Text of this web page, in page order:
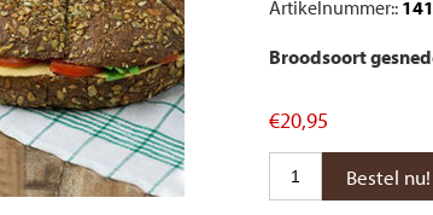
Artikelnummer::
Broodsoort
€20,95